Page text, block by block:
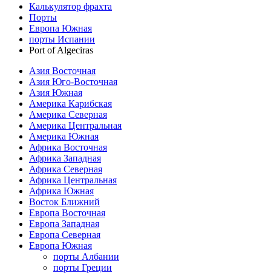
Калькулятор фрахта
Порты
Европа Южная
порты Испании
Port of Algeciras
Азия Восточная
Азия Юго-Восточная
Азия Южная
Америка Карибская
Америка Северная
Америка Центральная
Америка Южная
Африка Восточная
Африка Западная
Африка Северная
Африка Центральная
Африка Южная
Восток Ближний
Европа Восточная
Европа Западная
Европа Северная
Европа Южная
порты Албании
порты Греции